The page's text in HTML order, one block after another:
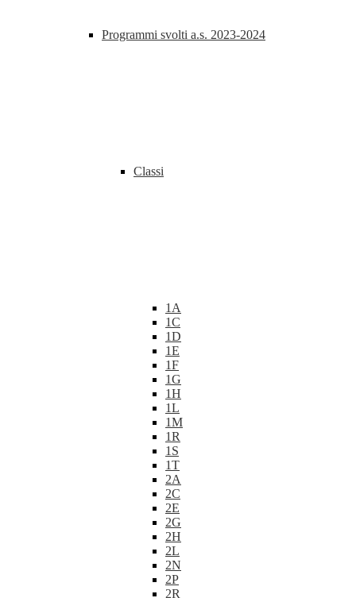
Programmi svolti a.s. 2023-2024
Classi
1A
1C
1D
1E
1F
1G
1H
1L
1M
1R
1S
1T
2A
2C
2E
2G
2H
2L
2N
2P
2R